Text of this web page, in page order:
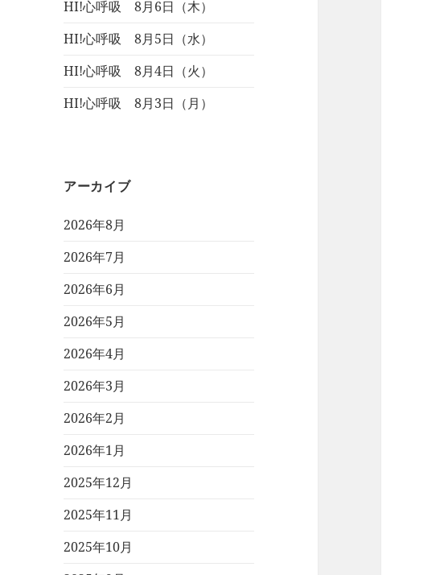
HI!心呼吸 8月6日（木）
HI!心呼吸 8月5日（水）
HI!心呼吸 8月4日（火）
HI!心呼吸 8月3日（月）
アーカイブ
2026年8月
2026年7月
2026年6月
2026年5月
2026年4月
2026年3月
2026年2月
2026年1月
2025年12月
2025年11月
2025年10月